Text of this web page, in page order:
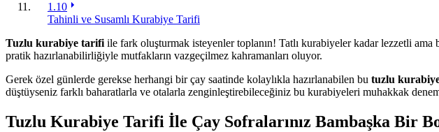
1.10
Tahinli ve Susamlı Kurabiye Tarifi
Tuzlu kurabiye tarifi ile fark oluşturmak isteyenler toplanın! Tatlı kurabiyeler kadar lezzetli
pratik hazırlanabilirliğiyle mutfakların vazgeçilmez kahramanları oluyor.
Gerek özel günlerde gerekse herhangi bir çay saatinde kolaylıkla hazırlanabilen bu tuzlu
düştüyseniz farklı baharatlarla ve otalarla zenginleştirebileceğiniz bu kurabiyeleri muhakkak
Tuzlu Kurabiye Tarifi İle Çay Sofralarınız Bambaşka Bir